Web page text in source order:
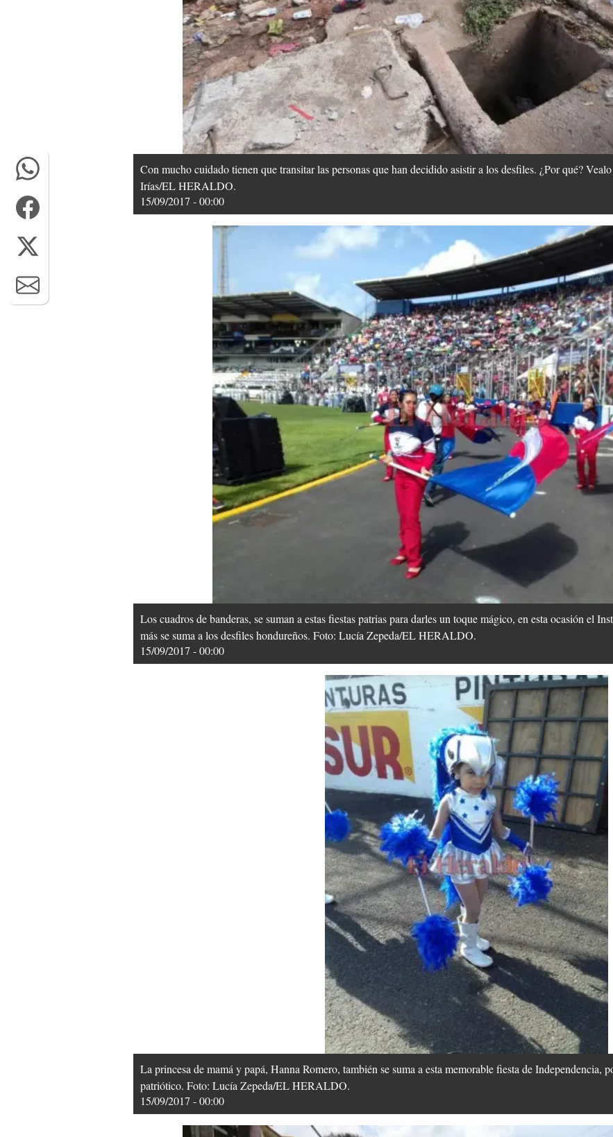
Con mucho cuidado tienen que transitar las personas que han decidido asistir a los desfiles. ¿Por qué?
Irías/EL HERALDO.
15/09/2017 - 00:00
Los cuadros de banderas, se suman a estas fiestas patrias para darles un toque mágico, en esta ocasión el
más se suma a los desfiles hondureños. Foto: Lucía Zepeda/EL HERALDO.
15/09/2017 - 00:00
La princesa de mamá y papá, Hanna Romero, también se suma a esta memorable fiesta de Independencia,
patriótico. Foto: Lucía Zepeda/EL HERALDO.
15/09/2017 - 00:00